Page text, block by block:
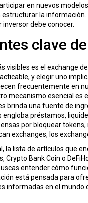
en nuevos
estructurar la
inversor debe conocer.
clave
visibles es el exchange
y elegir uno
frecuentemente en
mecanismo esencial es el
brinda una fuente de
engloba préstamos,
por bloquear
exchanges, los
la lista de artículos que
Crypto Bank Coin o
entender cómo
está pensada para
informadas en el mundo